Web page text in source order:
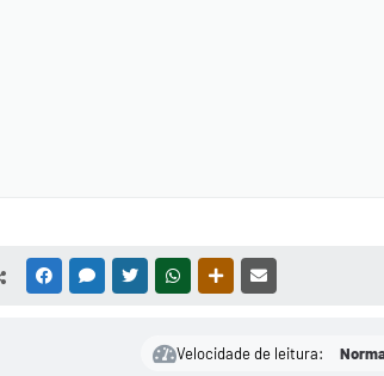
FACEBOOKMESSENGER
TWITTERWHATSAPPOUTRAS MÍDIAS
Velocidade de leitura: